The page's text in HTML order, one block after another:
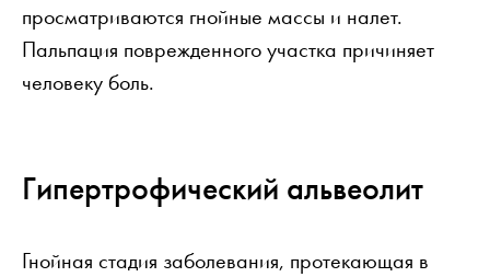
просматриваются гнойные массы и налет.
Пальпация поврежденного участка причиняет
человеку боль.
Гипертрофический альвеолит
Гнойная стадия заболевания, протекающая в